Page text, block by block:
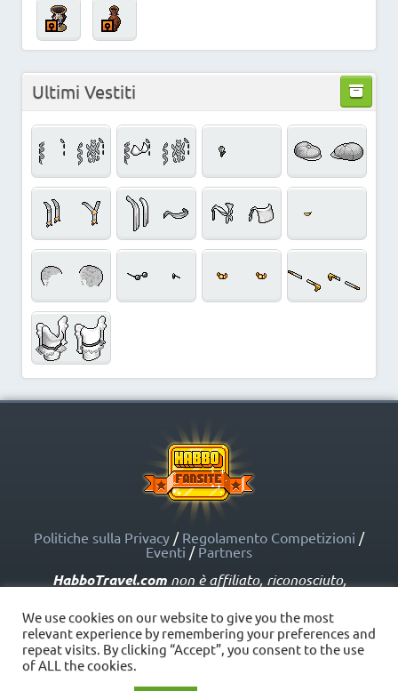
Ultimi Vestiti
Politiche sulla Privacy / Regolamento Competizioni /
Eventi / Partners
HabboTravel.comnon è affiliato, riconosciuto,
dalle società affiliate. HabboTravel.com può servirsi di
marchi registrati e altre proprietà intellettuali di Habbo
come indicato nelle Politiche sui Fansite.
Copyright © HabboTravel (2012 - 2026) - V. 5.0
We use cookies on our website to give you the most
relevant experience by remembering your preferences and
repeat visits. By clicking “Accept”, you consent to the use
of ALL the cookies.